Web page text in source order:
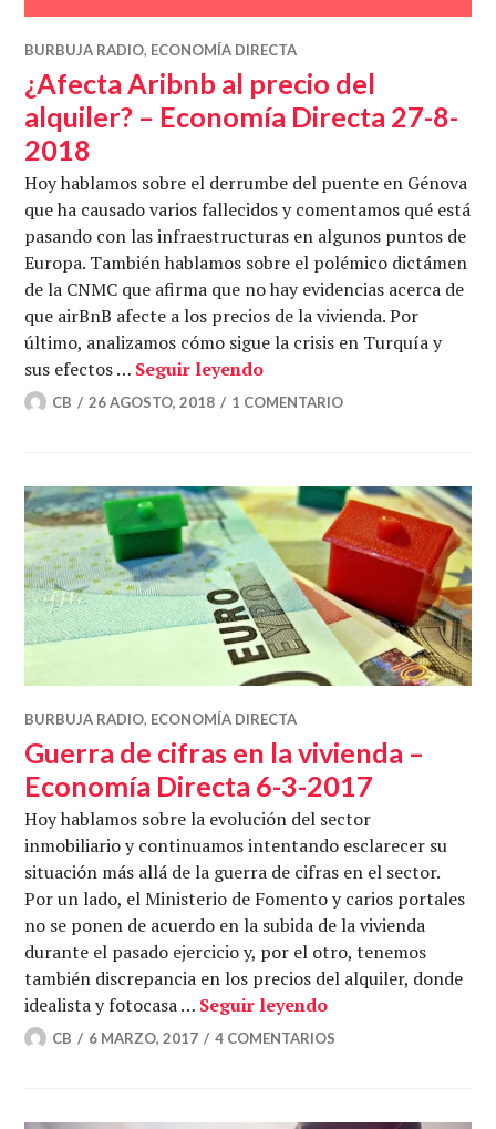
BURBUJA RADIO, ECONOMÍA DIRECTA
¿Afecta Aribnb al precio del
alquiler? – Economía Directa 27-8-
2018
Hoy hablamos sobre el derrumbe del puente en Génova
que ha causado varios fallecidos y comentamos qué está
pasando con las infraestructuras en algunos puntos de
Europa. También hablamos sobre el polémico dictámen
de la CNMC que afirma que no hay evidencias acerca de
que airBnB afecte a los precios de la vivienda. Por
último, analizamos cómo sigue la crisis en Turquía y
sus efectos … Seguir leyendo¿Afecta Aribnb al precio
CB 26 AGOSTO, 2018 1 COMENTARIO
BURBUJA RADIO, ECONOMÍA DIRECTA
Guerra de cifras en la vivienda –
Economía Directa 6-3-2017
Hoy hablamos sobre la evolución del sector
inmobiliario y continuamos intentando esclarecer su
situación más allá de la guerra de cifras en el sector.
Por un lado, el Ministerio de Fomento y carios portales
no se ponen de acuerdo en la subida de la vivienda
durante el pasado ejercicio y, por el otro, tenemos
también discrepancia en los precios del alquiler, donde
idealista y fotocasa … Seguir leyendoGuerra de cifras
CB 6 MARZO, 2017 4 COMENTARIOS